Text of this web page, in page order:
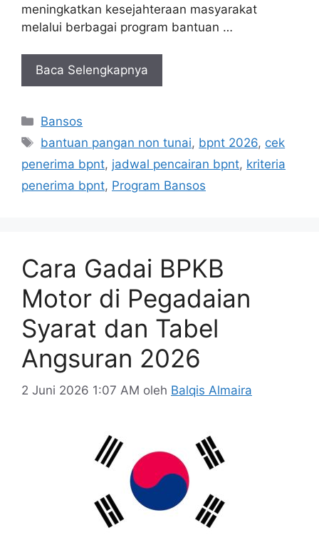
meningkatkan kesejahteraan masyarakat
melalui berbagai program bantuan …
Baca Selengkapnya
Kategori
Bansos
Tag
bantuan pangan non tunai, bpnt 2026, cek
penerima bpnt, jadwal pencairan bpnt, kriteria
penerima bpnt, Program Bansos
Cara Gadai BPKB
Motor di Pegadaian
Syarat dan Tabel
Angsuran 2026
2 Juni 2026 1:07 AM oleh Balqis Almaira